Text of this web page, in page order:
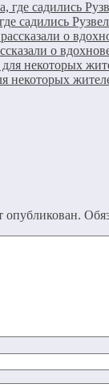
садились
о
опубликован.